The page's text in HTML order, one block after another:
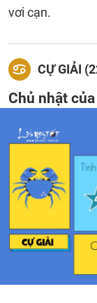
vơi cạn.
CỰ GIẢI
Chủ nhật